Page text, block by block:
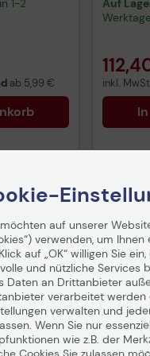
1-2
ab 5,99 €
Auf
inkl.
auf unserer
verwenden, um
auf „OK“ willigen Sie
und nützliche Services
Daten an Drittanbieter
verarbeitet werden
verwalten und
Wenn Sie nur
wie z.B. der